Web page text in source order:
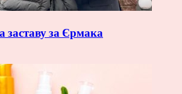
заставу за Єрмака